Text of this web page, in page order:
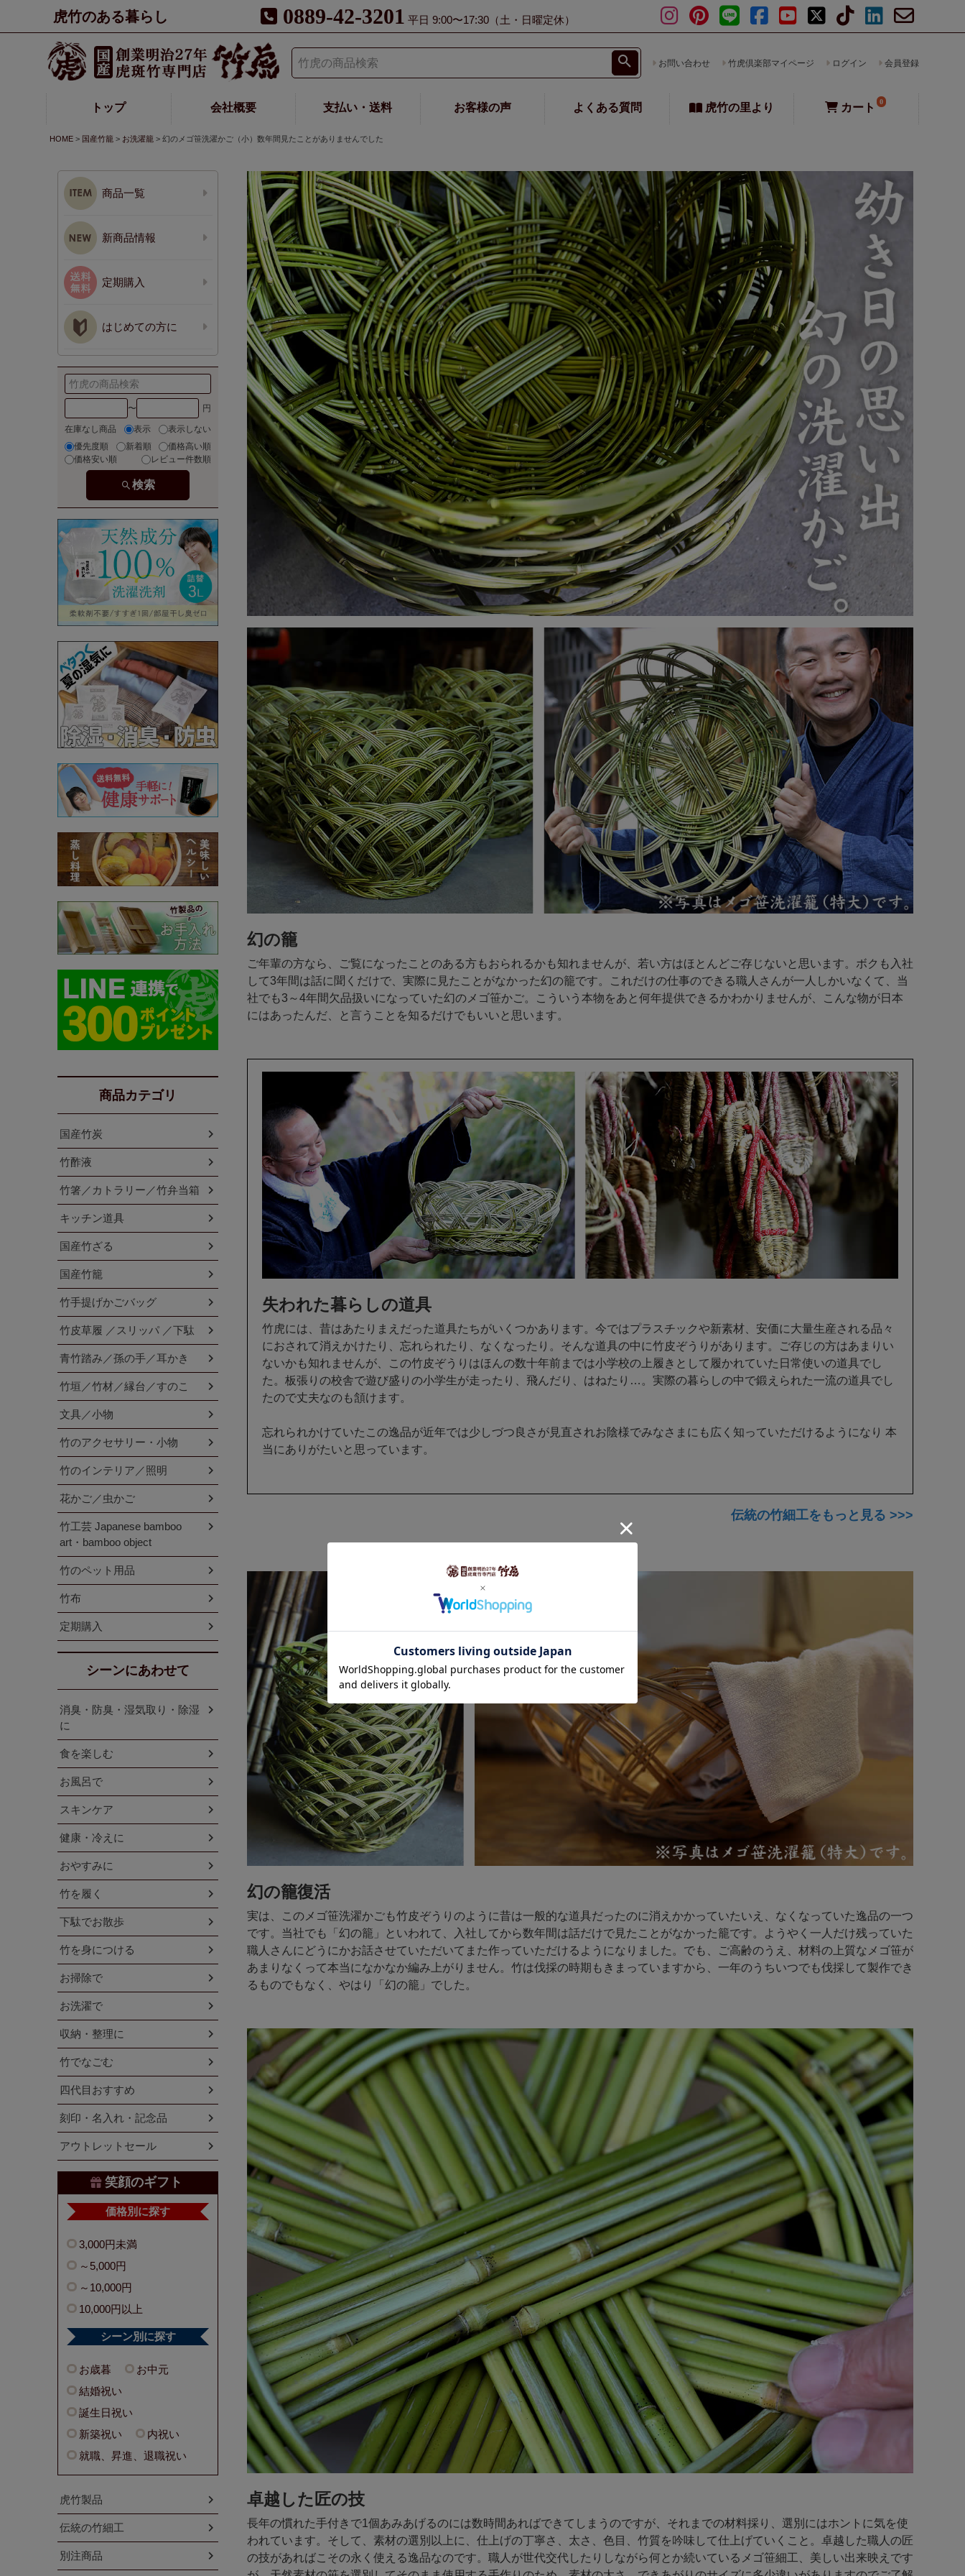
虎竹のある暮らし 0889-42-3201 平日 9:00〜17:30（土・日曜定休）
お問い合わせ 竹虎倶楽部マイページ ログイン 会員登録
トップ 会社概要 支払い・送料 お客様の声 よくある質問 虎竹の里より カート 0
HOME 国産竹籠 お洗濯籠 幻のメゴ笹洗濯かご（小）数年間見たことがありませんでした
幻の籠
ご年輩の方なら、ご覧になったことのある方もおられるかも知れませんが、若い方はほとんどご存じないと思います。ボクも入社
して3年間は話に聞くだけで、実際に見たことがなかった幻の籠です。これだけの仕事のできる職人さんが一人しかいなくて、当
社でも3～4年間欠品扱いになっていた幻のメゴ笹かご。こういう本物をあと何年提供できるかわかりませんが、こんな物が日本
にはあったんだ、と言うことを知るだけでもいいと思います。
失われた暮らしの道具
竹虎には、昔はあたりまえだった道具たちがいくつかあります。今ではプラスチックや新素材、安価に大量生産される品々
におされて消えかけたり、忘れられたり、なくなったり。そんな道具の中に竹皮ぞうりがあります。ご存じの方はあまりい
ないかも知れませんが、この竹皮ぞうりはほんの数十年前までは小学校の上履きとして履かれていた日常使いの道具でし
た。板張りの校舎で遊び盛りの小学生が走ったり、飛んだり、はねたり…。実際の暮らしの中で鍛えられた一流の道具でし
たので丈夫なのも頷けます。
忘れられかけていたこの逸品が近年では少しづつ良さが見直されお陰様でみなさまにも広く知っていただけるようになり 本
当にありがたいと思っています。
伝統の竹細工をもっと見る >>>
幻の籠復活
実は、このメゴ笹洗濯かごも竹皮ぞうりのように昔は一般的な道具だったのに消えかかっていたいえ、なくなっていた逸品の一つ
です。当社でも「幻の籠」といわれて、入社してから数年間は話だけで見たことがなかった籠です。ようやく一人だけ残っていた
職人さんにどうにかお話させていただいてまた作っていただけるようになりました。でも、ご高齢のうえ、材料の上質なメゴ笹が
あまりなくって本当になかなか編み上がりません。竹は伐採の時期もきまっていますから、一年のうちいつでも伐採して製作でき
るものでもなく、やはり「幻の籠」でした。
卓越した匠の技
長年の慣れた手付きで1個あみあげるのには数時間あればできてしまうのですが、それまでの材料採り、選別にはホントに気を使
われています。そして、素材の選別以上に、仕上げの丁寧さ、太さ、色目、竹質を吟味して仕上げていくこと。卓越した職人の匠
の技があればこその永く使える逸品なのです。職人が世代交代したりしながら何とか続いているメゴ笹細工、美しい出来映えです
商品一覧
新商品情報
定期購入
はじめての方に
〜
在庫なし商品 表示
表示しない
優先度順
新着順
価格高い順
価格安い順
レビュー件数順
検索
商品カテゴリ
国産竹炭
竹酢液
竹箸／カトラリー／竹弁当箱
キッチン道具
国産竹ざる
国産竹籠
竹手提げかごバッグ
竹皮草履 ／スリッパ ／下駄
青竹踏み／孫の手／耳かき
竹垣／竹材／縁台／すのこ
文具／小物
竹のアクセサリー・小物
竹のインテリア／照明
花かご／虫かご
竹工芸 Japanese bamboo
art・bamboo object
竹のペット用品
竹布
定期購入
シーンにあわせて
消臭・防臭・湿気取り・除湿
に
食を楽しむ
お風呂で
スキンケア
健康・冷えに
おやすみに
竹を履く
下駄でお散歩
竹を身につける
お掃除で
お洗濯で
収納・整理に
竹でなごむ
四代目おすすめ
刻印・名入れ・記念品
アウトレットセール
笑顔のギフト
価格別に探す
3,000円未満
～5,000円
～10,000円
10,000円以上
シーン別に探す
お歳暮
お中元
結婚祝い
誕生日祝い
新築祝い
内祝い
就職、昇進、退職祝い
虎竹製品
伝統の竹細工
別注商品